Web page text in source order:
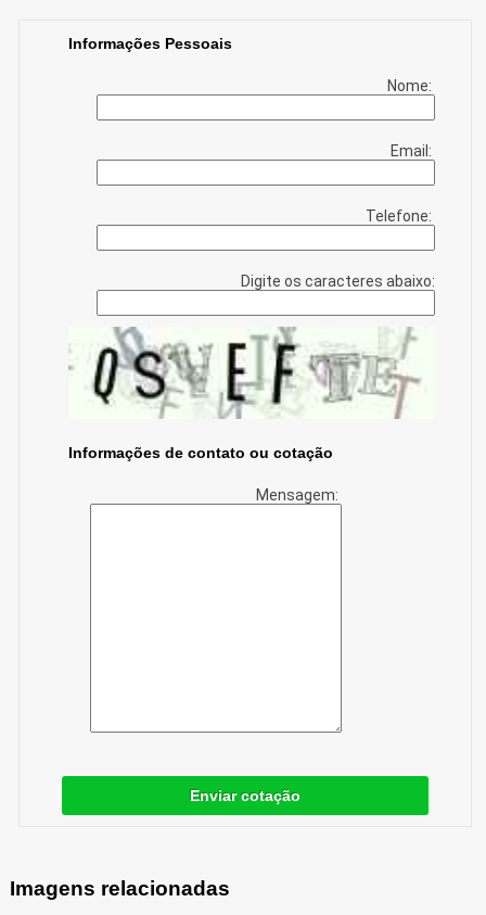
Informações Pessoais
Nome:
Email:
Telefone:
Digite os caracteres abaixo:
Informações de contato ou cotação
Mensagem:
Enviar cotação
Imagens relacionadas